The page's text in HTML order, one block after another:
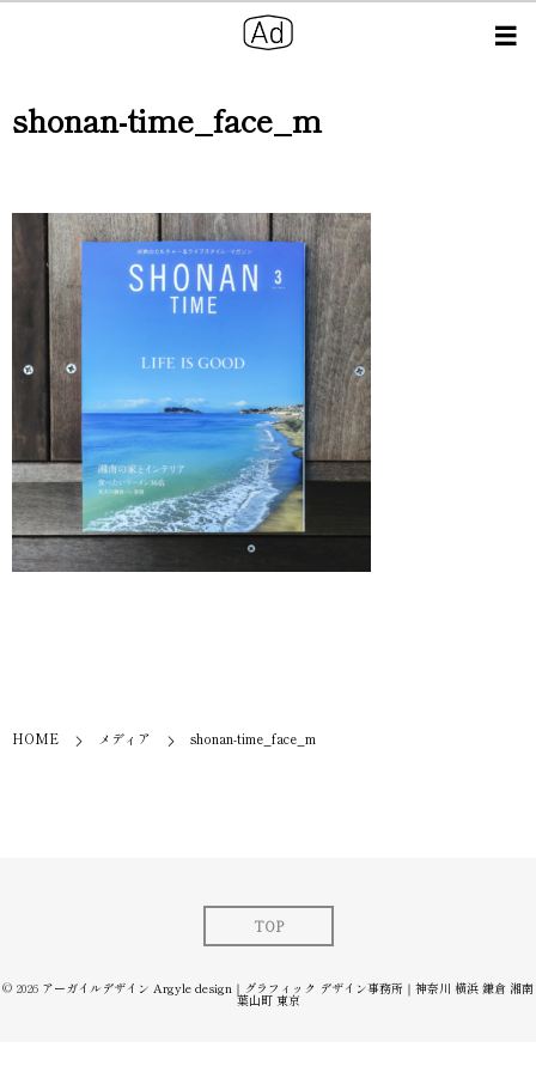
shonan-time_face_m
HOME メディア shonan-time_face_m
TOP
© 2026 アーガイルデザイン Argyle design｜グラフィック デザイン事務所｜神奈川 横浜 鎌倉 湘南
葉山町 東京